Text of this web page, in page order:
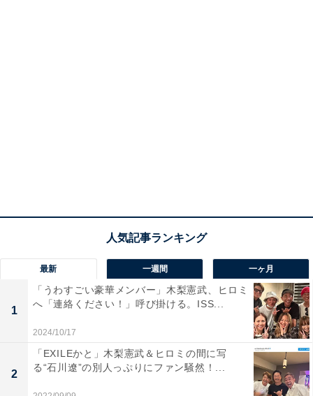
最新 一週間 一ヶ月
1
「うわすごい豪華メンバー」木梨憲武、ヒロミ
へ「連絡ください！」呼び掛ける。ISS...
2024/10/17
2
「EXILEかと」木梨憲武＆ヒロミの間に写
る“石川遼”の別人っぷりにファン騒然！...